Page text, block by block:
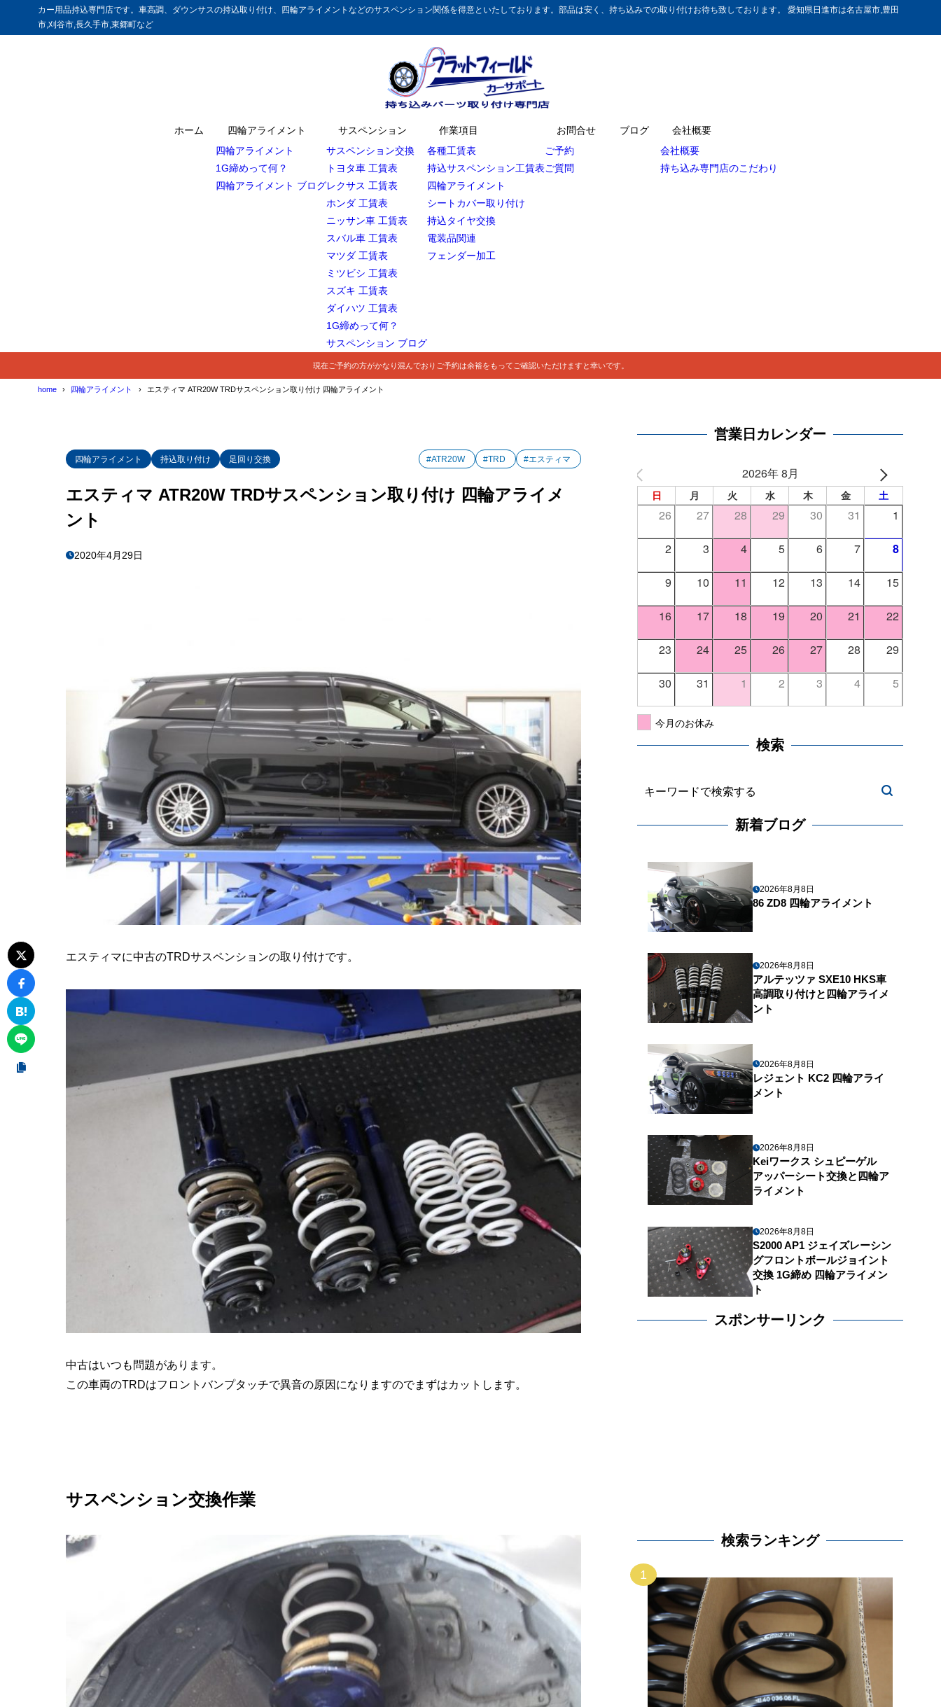
カー用品持込専門店です。車高調、ダウンサスの持込取り付け、四輪アライメントなどのサスペンション関係を得意といたしております。部品は安く、持ち込みでの取り付けお待ち致しております。 愛知県日進市は名古屋市,豊田
市,刈谷市,長久手市,東郷町など
ホーム
四輪アライメント
四輪アライメント
1G締めって何？
四輪アライメント ブログ
サスペンション
サスペンション交換
トヨタ車 工賃表
レクサス 工賃表
ホンダ 工賃表
ニッサン車 工賃表
スバル車 工賃表
マツダ 工賃表
ミツビシ 工賃表
スズキ 工賃表
ダイハツ 工賃表
1G締めって何？
サスペンション ブログ
作業項目
各種工賃表
持込サスペンション工賃表
四輪アライメント
シートカバー取り付け
持込タイヤ交換
電装品関連
フェンダー加工
お問合せ
ご予約
ご質問
ブログ
会社概要
会社概要
持ち込み専門店のこだわり
現在ご予約の方がかなり混んでおりご予約は余裕をもってご確認いただけますと幸いです。
home 四輪アライメント エスティマ ATR20W TRDサスペンション取り付け 四輪アライメント
四輪アライメント 持込取り付け 足回り交換 #ATR20W #TRD #エスティマ
エスティマ ATR20W TRDサスペンション取り付け 四輪アライメ
ント
2020年4月29日
エスティマに中古のTRDサスペンションの取り付けです。
中古はいつも問題があります。
この車両のTRDはフロントバンプタッチで異音の原因になりますのでまずはカットします。
サスペンション交換作業
営業日カレンダー
2026年 8月
日 月 火 水 木 金 土
26 27 28 29 30 31 1
2 3 4 5 6 7 8
9 10 11 12 13 14 15
16 17 18 19 20 21 22
23 24 25 26 27 28 29
30 31 1 2 3 4 5
今月のお休み
検索
新着ブログ
2026年8月8日
86 ZD8 四輪アライメント
2026年8月8日
アルテッツァ SXE10 HKS車
高調取り付けと四輪アライメ
ント
2026年8月8日
レジェント KC2 四輪アライ
メント
2026年8月8日
Keiワークス シュピーゲル
アッパーシート交換と四輪ア
ライメント
2026年8月8日
S2000 AP1 ジェイズレーシン
グフロントボールジョイント
交換 1G締め 四輪アライメン
ト
スポンサーリンク
検索ランキング
1